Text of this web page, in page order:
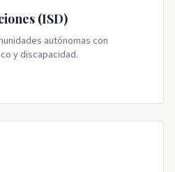
(ISD)
autónomas con
y discapacidad.